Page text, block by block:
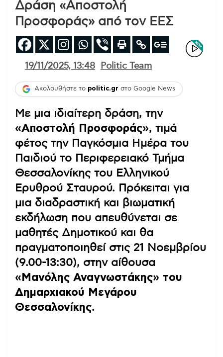
Δράση «Αποστολή
Προσφοράς» από τον ΕΕΣ
19/11/2025, 13:48 Politic Team
Ακολουθήστε το politic.gr στο Google News
Με μια ιδιαίτερη δράση, την
«Αποστολή Προσφοράς», τιμά
φέτος την Παγκόσμια Ημέρα του
Παιδιού το Περιφερειακό Τμήμα
Θεσσαλονίκης του Ελληνικού
Ερυθρού Σταυρού. Πρόκειται για
μια διαδραστική και βιωματική
εκδήλωση που απευθύνεται σε
μαθητές Δημοτικού και θα
πραγματοποιηθεί στις 21 Νοεμβρίου
(9.00-13:30), στην αίθουσα
«Μανόλης Αναγνωστάκης» του
Δημαρχιακού Μεγάρου
Θεσσαλονίκης.